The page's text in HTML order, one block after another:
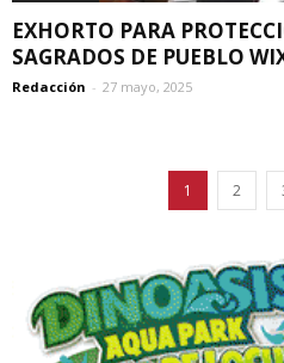
EXHORTO PARA
SAGRADOS DE PUEBLO
Redacción - 27 mayo, 2025
1 2